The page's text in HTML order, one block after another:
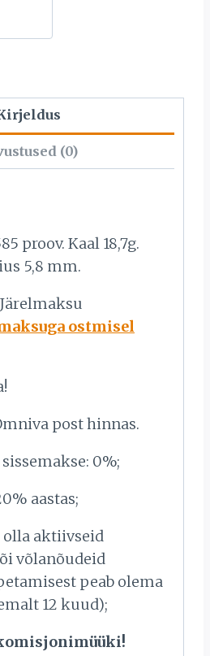
(0)
proov. Kaal 18,7g.
5,8 mm.
ostmisel
post hinnas.
0%;
aastas;
aktiivseid
võlanõudeid
peab olema
12 kuud);